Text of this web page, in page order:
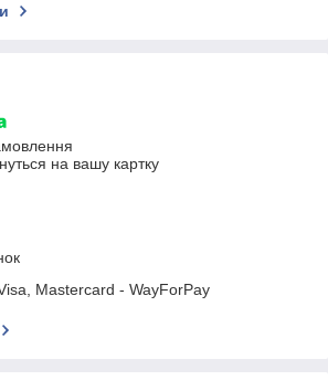
на вашу картку
Mastercard - WayForPay